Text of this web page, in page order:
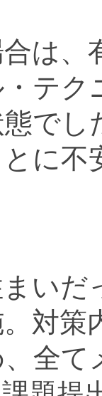
は、
テク
でし
に不
いだ
対策
全て